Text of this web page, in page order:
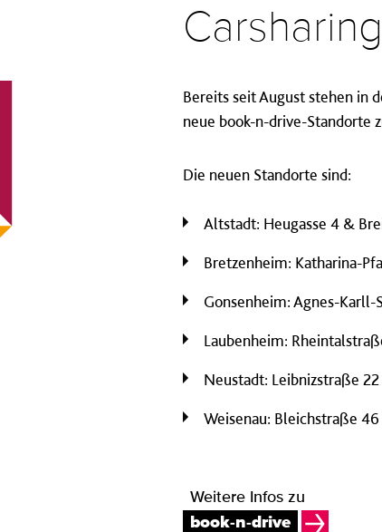
Bereits seit August stehen in
neue book-n-drive-Standorte
Die neuen Standorte sind:
Altstadt: Heugasse 4 &
Bretzenheim: Katharina-
Gonsenheim: Agnes-Karll-
Laubenheim:
Neustadt: Leibnizstraße
Weisenau: Bleichstraße 46
Weitere Infos zu
book-n-drive